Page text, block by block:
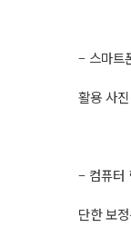
– 스마트
활용 사
– 컴퓨터
단한 보